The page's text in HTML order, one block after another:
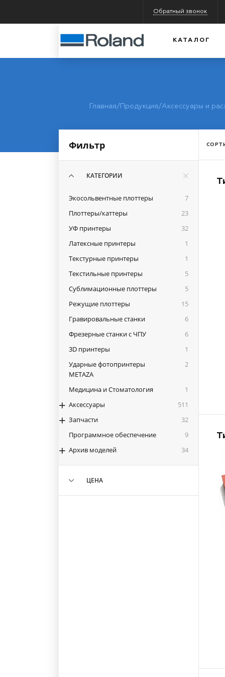
Обратный звонок
КАТАЛОГ
Главная/ Продукция/Аксессуары и
Фильтр
КАТЕГОРИИ
Экосольвентные плоттеры
7
Плоттеры/каттеры
23
УФ принтеры
32
Латексные принтеры
1
Текстурные принтеры
1
Текстильные принтеры
5
Сублимационные плоттеры
5
Режущие плоттеры
15
Гравировальные станки
6
Фрезерные станки с ЧПУ
6
3D принтеры
1
Ударные фотопринтеры
METAZA
2
Медицина и Стоматология 1
+ Аксессуары 511
+ Запчасти
32
Программное обеспечение
9
+ Архив моделей 34
ЦЕНА